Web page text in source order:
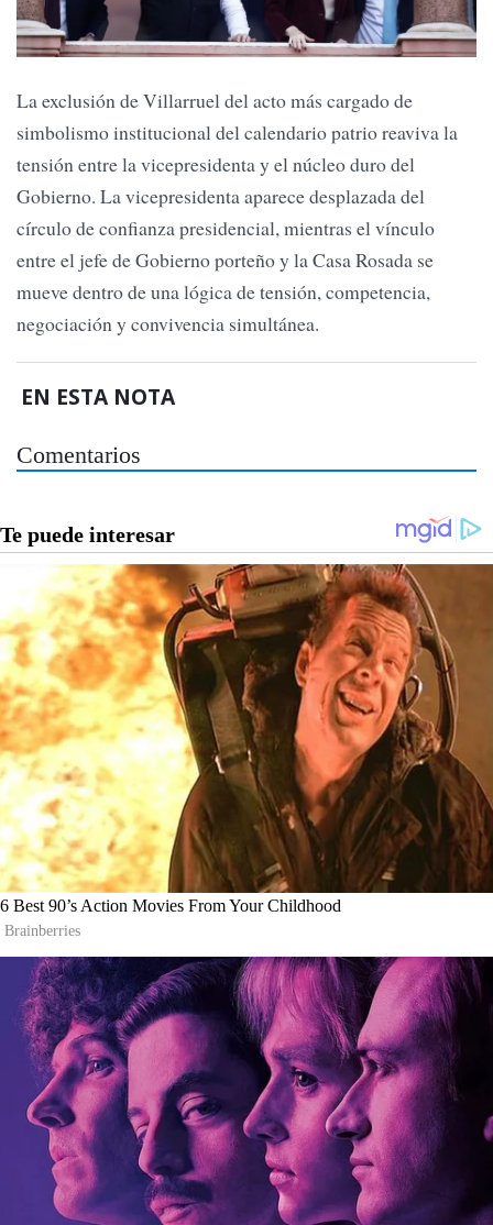
La exclusión de Villarruel del acto más cargado de
simbolismo institucional del calendario patrio reaviva la
tensión entre la vicepresidenta y el núcleo duro del
Gobierno. La vicepresidenta aparece desplazada del
círculo de confianza presidencial, mientras el vínculo
entre el jefe de Gobierno porteño y la Casa Rosada se
mueve dentro de una lógica de tensión, competencia,
negociación y convivencia simultánea.
EN ESTA NOTA
Comentarios